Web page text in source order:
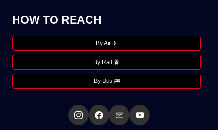
HOW TO REACH
By Air ✈
By Rail 🚆
By Bus 🚌